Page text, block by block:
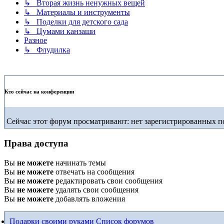
↳ Вторая жизнь ненужных вещей
↳ Материалы и инструменты
↳ Поделки для детского сада
↳ Цумами канзаши
Разное
↳ Флудилка
Кто сейчас на конференции
Сейчас этот форум просматривают: нет зарегистрированных
Права доступа
Вы не можете начинать темы
Вы не можете отвечать на сообщения
Вы не можете редактировать свои сообщения
Вы не можете удалять свои сообщения
Вы не можете добавлять вложения
Подарки своими руками Список форумов